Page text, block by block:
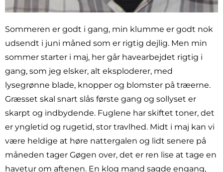
Sommeren er godt i gang, min klumme er godt nok
udsendt i juni måned som er rigtig dejlig. Men min
sommer starter i maj, her går havearbejdet rigtig i
gang, som jeg elsker, alt eksploderer, med
lysegrønne blade, knopper og blomster på træerne.
Græsset skal snart slås første gang og sollyset er
skarpt og indbydende. Fuglene har skiftet toner, det
er yngletid og rugetid, stor travlhed. Midt i maj kan vi
være heldige at høre nattergalen og lidt senere på
måneden tager Gøgen over, det er ren lise at tage en
havetur om aftenen. En klog mand sagde engang,